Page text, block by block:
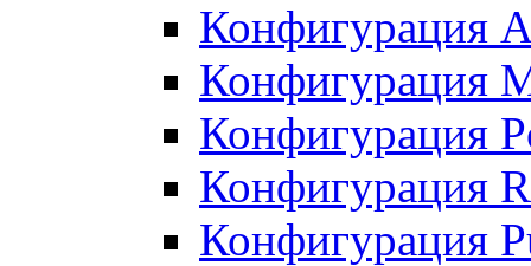
Конфигурация
Конфигурация
Конфигурация
Конфигурация
Конфигурация